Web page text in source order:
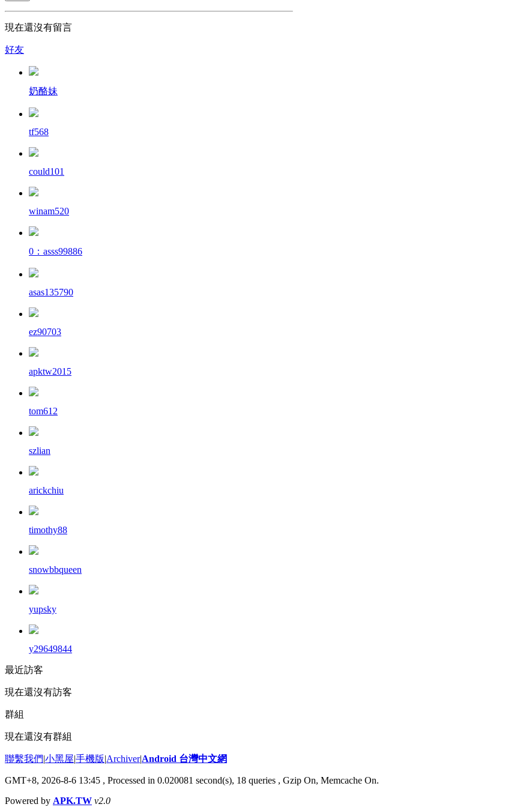
現在還沒有留言
好友
奶酪妹
tf568
could101
winam520
0：asss99886
asas135790
ez90703
apktw2015
tom612
szlian
arickchiu
timothy88
snowbbqueen
yupsky
y29649844
最近訪客
現在還沒有訪客
群組
現在還沒有群組
聯繫我們|小黑屋|手機版|Archiver|Android 台灣中文網
GMT+8, 2026-8-6 13:45 , Processed in 0.020081 second(s), 18 queries , Gzip On, Memcache On.
Powered by APK.TW v2.0